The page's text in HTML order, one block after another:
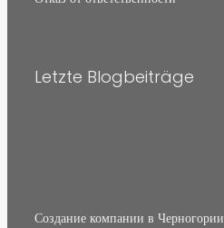
Letzte Blogbeiträge
Создание компании в